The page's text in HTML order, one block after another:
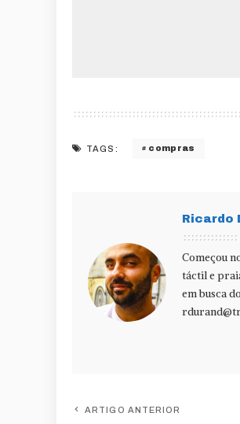
TAGS: compras
Ricardo
Começou
táctil e
em busca
ARTIGO ANTERIOR